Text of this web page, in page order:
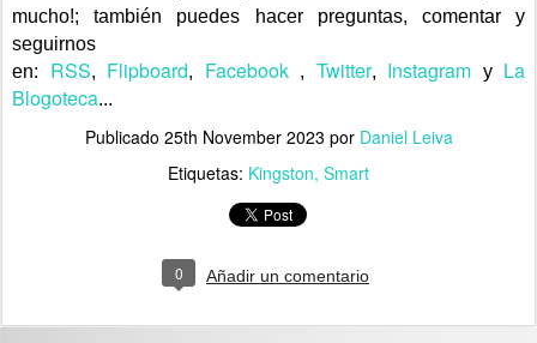
mucho!;también puedes hacer preguntas, comentar y
seguirnos
en:
RSS, Flipboard, Facebook , Twitter, Instagram y
La
Blogoteca...
Publicado 25th November 2023 por Daniel Leiva
Etiquetas: Kingston Smart
0 Añadir un comentario